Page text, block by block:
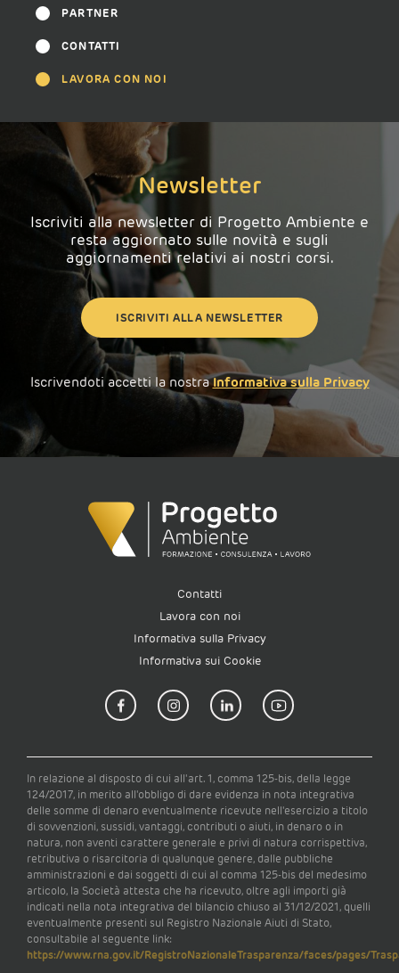
PARTNER
CONTATTI
LAVORA CON NOI
Newsletter
Iscriviti alla newsletter di Progetto Ambiente e
resta aggiornato sulle novità e sugli
aggiornamenti relativi ai nostri corsi.
ISCRIVITI ALLA NEWSLETTER
Iscrivendoti accetti la nostraInformativa sulla Privacy
Contatti
Lavora con noi
Informativa sulla Privacy
Informativa sui Cookie
In relazione al disposto di cui all'art. 1, comma 125-bis, della legge
124/2017, in merito all'obbligo di dare evidenza in nota integrativa
delle somme di denaro eventualmente ricevute nell'esercizio a titolo
di sovvenzioni, sussidi, vantaggi, contributi o aiuti, in denaro o in
natura, non aventi carattere generale e privi di natura corrispettiva,
retributiva o risarcitoria di qualunque genere, dalle pubbliche
amministrazioni e dai soggetti di cui al comma 125-bis del medesimo
articolo, la Società attesta che ha ricevuto, oltre agli importi già
indicati nella nota integrativa del bilancio chiuso al 31/12/2021, quelli
eventualmente presenti sul Registro Nazionale Aiuti di Stato,
consultabile al seguente link:
https://www.rna.gov.it/RegistroNazionaleTrasparenza/faces/pages/